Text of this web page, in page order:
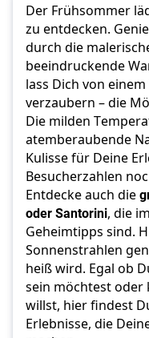
Der Frühsommer
zu entdecken.
durch die
beeindruckende
lass Dich von
verzaubern – die
Die milden
atemberaubende
Kulisse für Deine
Besucherzahlen
Entdecke auch die
oder Santorini, die
Geheimtipps sind.
Sonnenstrahlen
heiß wird. Egal ob
sein möchtest oder
willst, hier findest
Erlebnisse, die